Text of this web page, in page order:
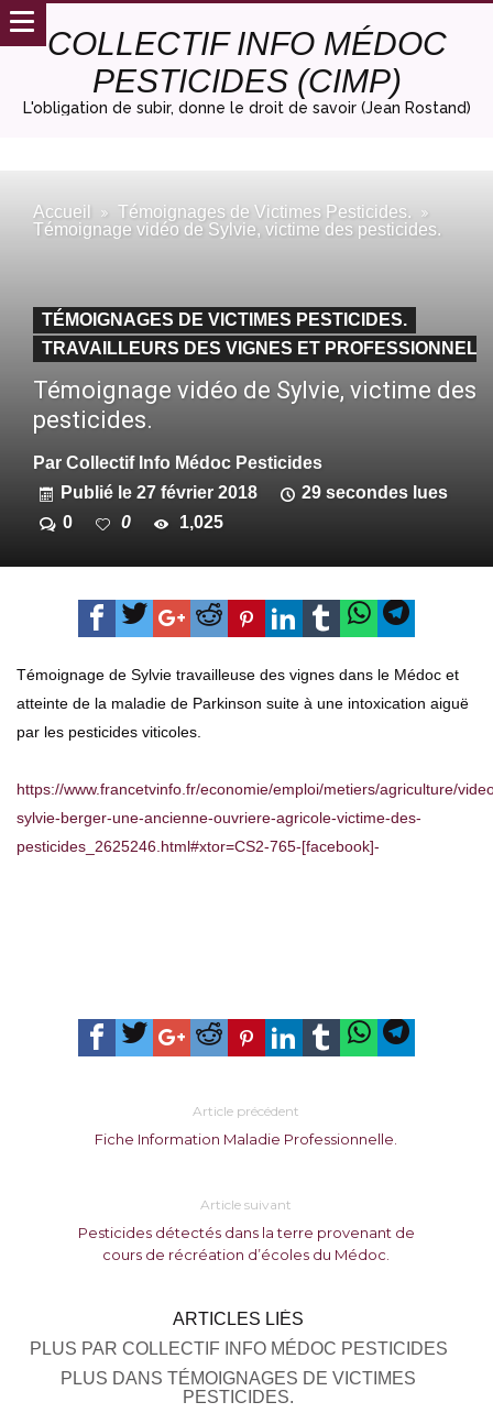
COLLECTIF INFO MÉDOC
PESTICIDES (CIMP)
L'obligation de subir, donne le droit de savoir (Jean Rostand)
Accueil
Témoignages de Victimes Pesticides.
Témoignage vidéo de Sylvie, victime des pesticides.
TÉMOIGNAGES DE VICTIMES PESTICIDES.
TRAVAILLEURS DES VIGNES ET
Témoignage vidéo de Sylvie, victime des
pesticides.
Par Collectif Info Médoc Pesticides
Publié le 27 février 2018
29 secondes lues
0
0 1,025
Témoignage de Sylvie travailleuse des vignes dans le Médoc et
atteinte de la maladie de Parkinson suite à une intoxication aiguë
par les pesticides viticoles.
https://www.francetvinfo.fr/economie/emploi/metiers/agriculture/
sylvie-berger-une-ancienne-ouvriere-agricole-victime-des-
pesticides_2625246.html#xtor=CS2-765-[facebook]-
Article précédent
Fiche Information Maladie Professionnelle.
Article suivant
Pesticides détectés dans la terre provenant de
cours de récréation d’écoles du Médoc.
ARTICLES LIÉS
PLUS PAR COLLECTIF INFO MÉDOC PESTICIDES
PLUS DANS TÉMOIGNAGES DE VICTIMES
PESTICIDES.